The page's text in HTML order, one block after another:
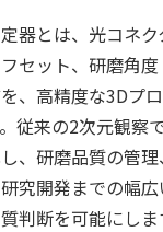
器とは、光コネ
フセット、研磨角
、高精度な3Dプ
従来の2次元観察
、研磨品質の管
究開発までの幅
判断を可能にしま